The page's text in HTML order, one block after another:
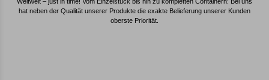
hat neben der Qualität unserer Produkte die exakte Belieferung unserer Kunden
oberste Priorität.